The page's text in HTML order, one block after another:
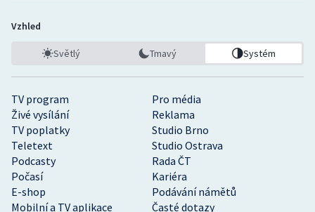
TV program
Pro média
Živé vysílání
Reklama
TV poplatky
Studio Brno
Teletext
Studio Ostrava
Podcasty
Rada ČT
Počasí
Kariéra
E-shop
Podávání námětů
Mobilní a TV aplikace
Časté dotazy
Vzhled
Světlý Tmavý Systém